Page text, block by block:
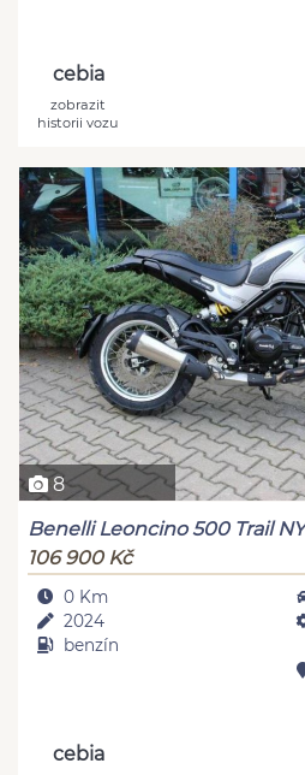
cebia
zobrazit
historii vozu
8
Benelli Leoncino 500 Trail
106 900 Kč
0 Km
2024
benzín
cebia